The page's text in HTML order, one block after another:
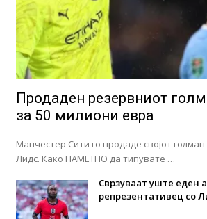
Продаден резервниот
за 50 милиони евра
Манчестер Сити го продаде својот
Лидс. Како ПАМЕТНО да типувате …
Сврзуваат уште еден
репрезентативец со